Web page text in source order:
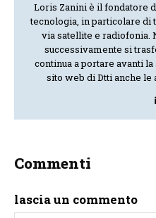
Loris Zanini è il fondatore
tecnologia, in particolare
via satellite e radiofonia.
successivamente si
continua a portare avanti
sito web di Dtti anche
Commenti
lascia un commento